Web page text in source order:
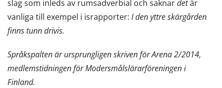
slag som inleds av rumsadverbial och saknardetär
vanliga till exempel i israpporter: I den yttre skärgården
finns tunn drivis.
Språkspalten är ursprungligen skriven för Arena 2/2014,
medlemstidningen för Modersmålslärarföreningen i
Finland.